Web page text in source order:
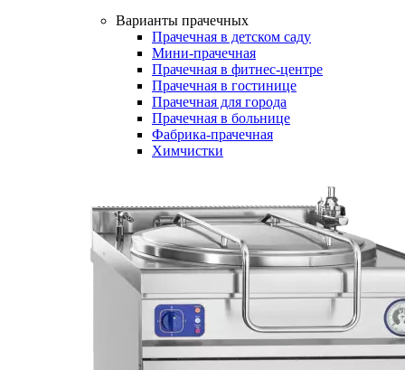
Варианты прачечных
Прачечная в детском саду
Мини-прачечная
Прачечная в фитнес-центре
Прачечная в гостинице
Прачечная для города
Прачечная в больнице
Фабрика-прачечная
Химчистки